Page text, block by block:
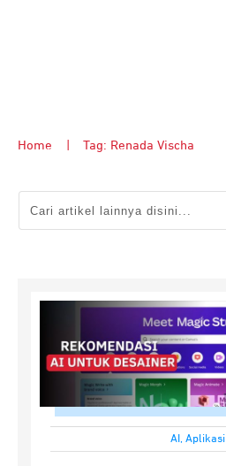
Home Tag: Renada Vischa
AI , Aplikasi